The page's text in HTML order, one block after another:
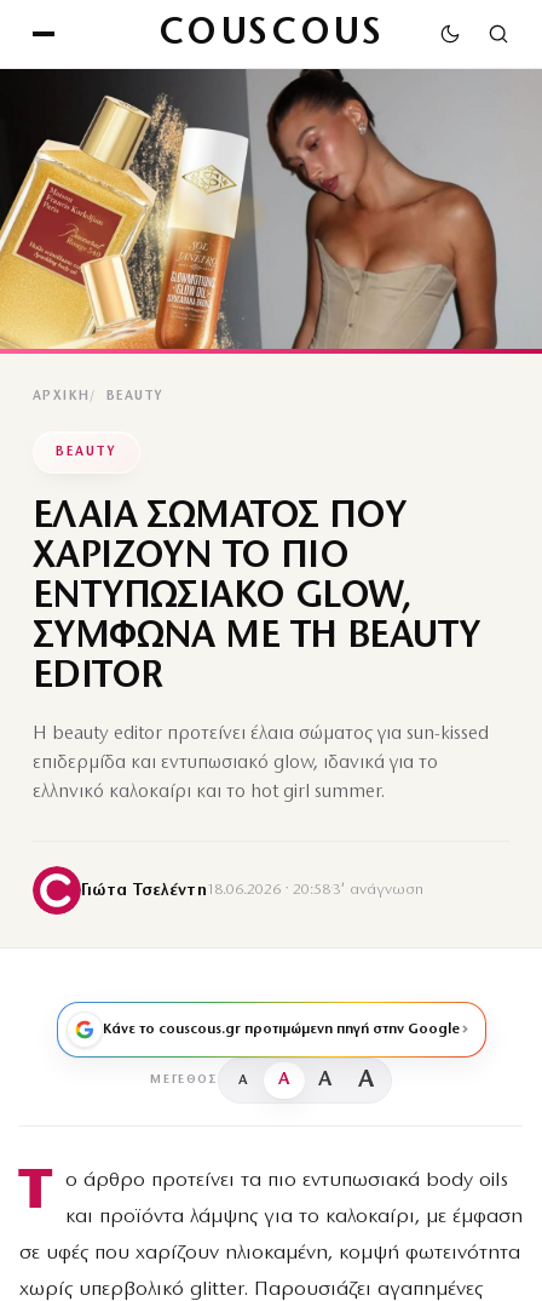
COUSCOUS
ΑΡΧΙΚΉ BEAUTY
BEAUTY
ΕΛΑΙΑ ΣΩΜΑΤΟΣ ΠΟΥ
ΧΑΡΙΖΟΥΝ ΤΟ ΠΙΟ
ΕΝΤΥΠΩΣΙΑΚΟ GLOW,
ΣΥΜΦΩΝΑ ΜΕ ΤΗ BEAUTY
EDITOR
Η beauty editor προτείνει έλαια σώματος για sun-kissed
επιδερμίδα και εντυπωσιακό glow, ιδανικά για το
ελληνικό καλοκαίρι και το hot girl summer.
Γιώτα Τσελέντη18.06.2026 · 20:58·3′ ανάγνωση
Κάνε το couscous.gr προτιμώμενη πηγή στην Google
ΜΈΓΕΘΟΣ A A A A
Τ
ο άρθρο προτείνει τα πιο εντυπωσιακά body oils
και προϊόντα λάμψης για το καλοκαίρι, με έμφαση
σε υφές που χαρίζουν ηλιοκαμένη, κομψή φωτεινότητα
χωρίς υπερβολικό glitter. Παρουσιάζει αγαπημένες